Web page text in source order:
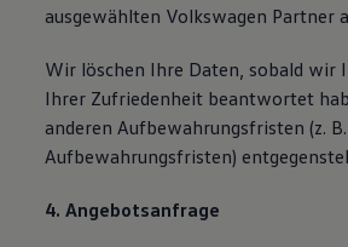
ausgewählten Volkswagen Partner
Wir löschen Ihre Daten, sobald wir
Ihrer Zufriedenheit beantwortet
anderen Aufbewahrungsfristen (z.
Aufbewahrungsfristen)
4. Angebotsanfrage